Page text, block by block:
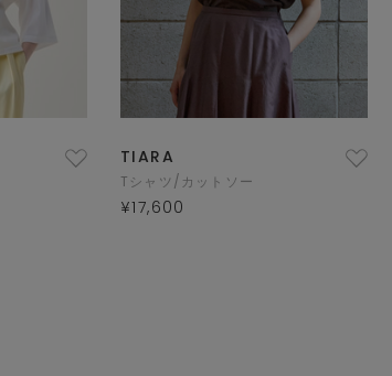
TIARA
Tシャツ/カットソー
¥17,600